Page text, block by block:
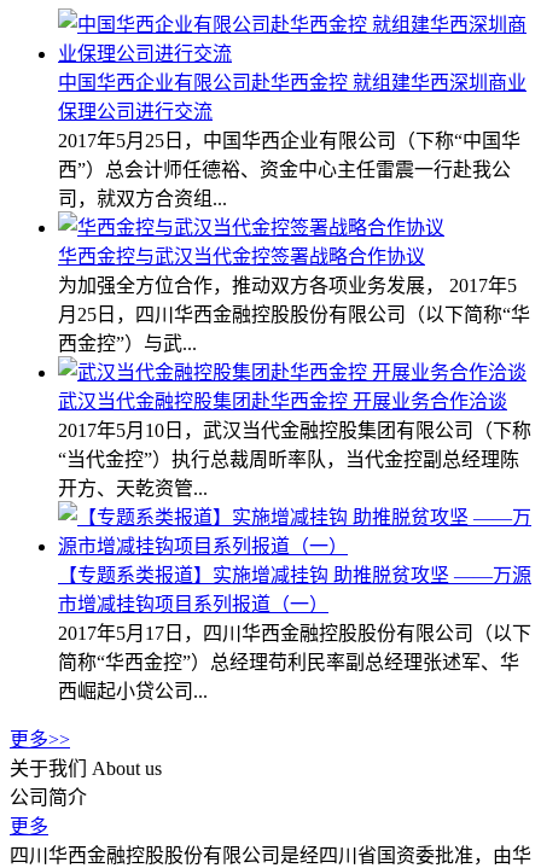
中国华西企业有限公司赴华西金控 就组建华西深圳商业
保理公司进行交流
2017年5月25日，中国华西企业有限公司（下称“中国华
西”）总会计师任德裕、资金中心主任雷震一行赴我公
司，就双方合资组...
华西金控与武汉当代金控签署战略合作协议
为加强全方位合作，推动双方各项业务发展， 2017年5
月25日，四川华西金融控股股份有限公司（以下简称“华
西金控”）与武...
武汉当代金融控股集团赴华西金控 开展业务合作洽谈
2017年5月10日，武汉当代金融控股集团有限公司（下称
“当代金控”）执行总裁周昕率队，当代金控副总经理陈
开方、天乾资管...
【专题系类报道】实施增减挂钩 助推脱贫攻坚 ——万源
市增减挂钩项目系列报道（一）
2017年5月17日，四川华西金融控股股份有限公司（以下
简称“华西金控”）总经理苟利民率副总经理张述军、华
西崛起小贷公司...
更多>>
关于我们
About us
公司简介
更多
四川华西金融控股股份有限公司是经四川省国资委批准，由华